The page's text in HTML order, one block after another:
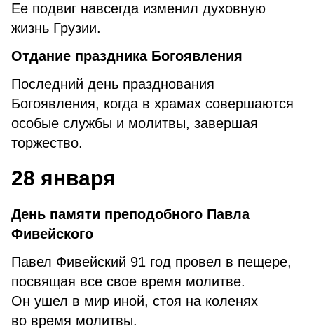
Ее подвиг навсегда изменил духовную
жизнь Грузии.
Отдание праздника Богоявления
Последний день празднования
Богоявления, когда в храмах совершаются
особые службы и молитвы, завершая
торжество.
28 января
День памяти преподобного Павла
Фивейского
Павел Фивейский 91 год провел в пещере,
посвящая все свое время молитве.
Он ушел в мир иной, стоя на коленях
во время молитвы.